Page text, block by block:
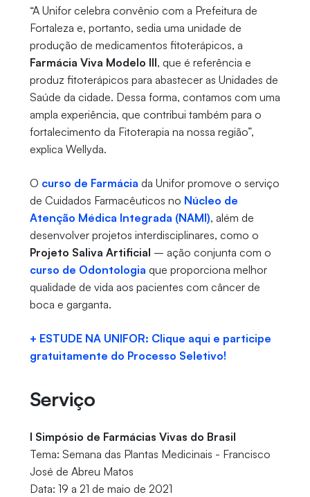
“A Unifor celebra convênio com a Prefeitura de
Fortaleza e, portanto, sedia uma unidade de
produção de medicamentos fitoterápicos, a
Farmácia Viva Modelo III, que é referência e
produz fitoterápicos para abastecer as Unidades de
Saúde da cidade. Dessa forma, contamos com uma
ampla experiência, que contribui também para o
fortalecimento da Fitoterapia na nossa região”,
explica Wellyda.
O curso de Farmácia da Unifor promove o serviço
de Cuidados Farmacêuticos no Núcleo de
Atenção Médica Integrada (NAMI), além de
desenvolver projetos interdisciplinares, como o
Projeto Saliva Artificial – ação conjunta com o
curso de Odontologia que proporciona melhor
qualidade de vida aos pacientes com câncer de
boca e garganta.
+ ESTUDE NA UNIFOR: Clique aqui e participe
gratuitamente do Processo Seletivo!
Serviço
I Simpósio de Farmácias Vivas do Brasil
Tema: Semana das Plantas Medicinais - Francisco
José de Abreu Matos
Data: 19 a 21 de maio de 2021